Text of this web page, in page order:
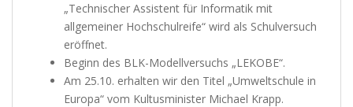
„Technischer Assistent für Informatik mit
allgemeiner Hochschulreife“ wird als Schulversuch
eröffnet.
Beginn des BLK-Modellversuchs „LEKOBE“.
Am 25.10. erhalten wir den Titel „Umweltschule in
Europa“ vom Kultusminister Michael Krapp.